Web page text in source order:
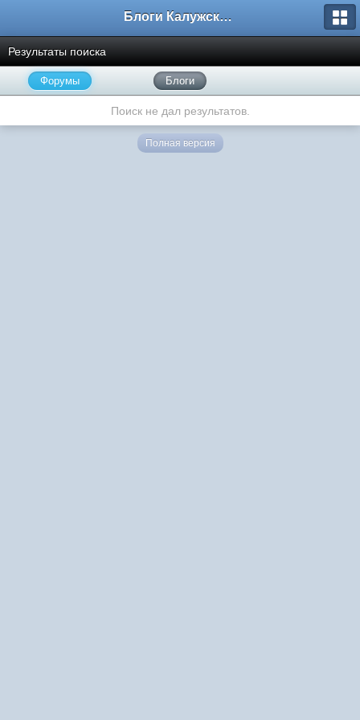
Блоги Калужского перекрестка
Результаты поиска
Форумы Блоги
Поиск не дал результатов.
Полная версия